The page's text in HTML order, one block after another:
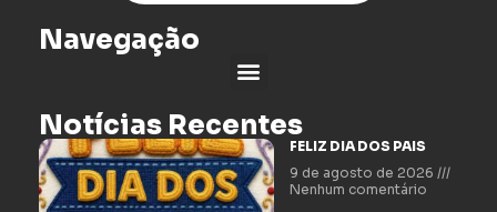
Navegação
Notícias Recentes
FELIZ DIA DOS PAIS
9 de agosto de 2026
Nenhum comentário